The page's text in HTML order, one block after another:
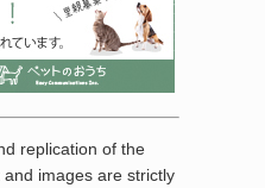
replication of the
images are strictly